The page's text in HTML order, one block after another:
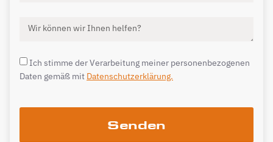
Ich stimme der Verarbeitung meiner personenbezogenen
Daten gemäß mit Datenschutzerklärung.
Senden